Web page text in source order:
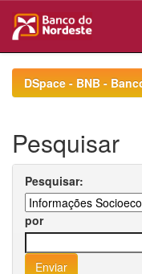
navigationDSpace - BNB -
Pesquisar
Pesquisar:
por